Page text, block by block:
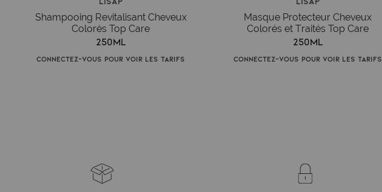
Shampooing Revitalisant Cheveux
Colorés Top Care
250ml
Connectez-vous pour voir les tarifs
Masque Protecteur Cheveux
Colorés et Traités Top Care
250ml
Connectez-vous pour voir les tarifs